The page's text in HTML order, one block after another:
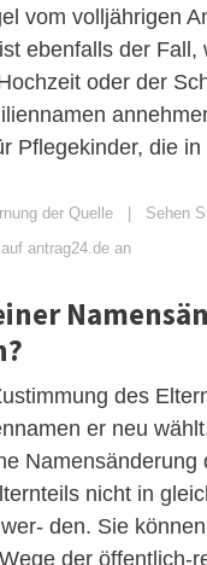
vom volljährigen
ebenfalls der Fall,
oder der
Pflegekinder, die
der Quelle | Sehen
antrag24.de an
des
er neu
Namensänderung
nicht in
den. Sie
der öffentlich-